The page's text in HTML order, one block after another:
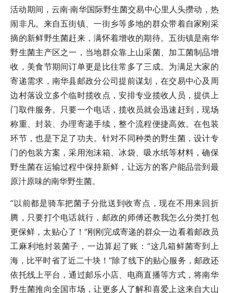
活动期间，云南·南华国际野生菌交易中心里人头攒动，热
闹非凡。来自五街镇、一街乡等多地的群众带着自家刚采
摘的新鲜野生菌赶来，满怀着增收的期待。五街镇是南华
野生菌主产区之一，当地群众靠上山采菌、加工菌制品增
收，美食节期间订单更是比往常多了三成。为满足大家的
寄递需求，南华县邮政分公司提前谋划，在交易中心及周
边村落设立多个临时揽收点，安排专业揽收人员，提供上
门取件服务。只要一个电话，揽收员就会迅速赶到，现场
称重、封装、办理寄递手续，整个流程便捷高效。在包装
环节，也是下足了功夫。针对不同种类的野生菌，设计专
门的包装方案，采用泡沫箱、冰袋、吸水纸等材料，确保
野生菌在运输过程中保持新鲜，让远方的客户能品尝到最
原汁原味的南华野生菌。
“以前都是骑车把菌子分批送到收寄点，现在不用来回折
腾，只要打个电话就行，邮政的师傅还教我怎么分类打包
更保鲜，太贴心了！”刚刚完成寄递的群众一边看着邮政员
工麻利地封装菌子，一边算起了账：“这几箱鲜菌寄到上
海，比平时省了近二十块！”除了线下的贴心服务，邮政还
依托线上平台，通过邮乐小店、电商直播等方式，将南华
野生菌推向全国市场，让更多人了解和喜爱上这来自大山